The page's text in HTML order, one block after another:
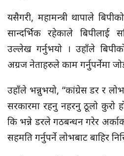
यसैगरी, महामन्त्री थापाले
सान्दर्भिक रहेकाले बिपीलाई
उल्लेख गर्नुभयो । उहाँले बिपीको
अग्रज नेताहरुले काम गर्नुपर्नेमा
उहाँले भन्नुभयो, “कांग्रेस डर र
सरकारमा रहनु नहरनु ठूलो कुरो
कि भन्ने डरले गठबन्धन गरेर
सहमति गर्नुपर्ने लोभबाट बाहिर